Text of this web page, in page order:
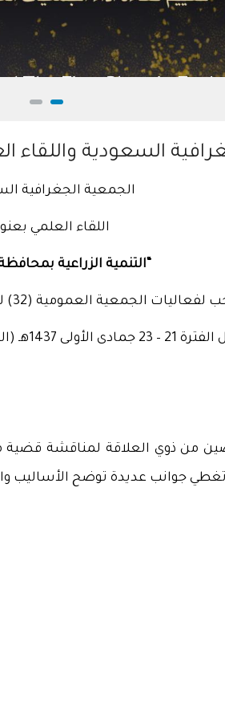
الجمعية الجغرافية
اللقاء العلمي
“التنمية الزراعية
الجمعية العمومية (32) للجمعية الجغرافية السعودية
الأولى 1437هـ (الموافق 1 – 3 مارس 2016م)
من ذوي العلاقة لمناقشة
جوانب عديدة توضح الأساليب